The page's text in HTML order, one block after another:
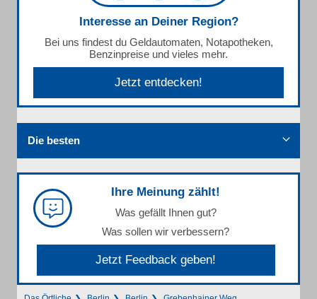
Interesse an Deiner Region?
Bei uns findest du Geldautomaten, Notapotheken,
Benzinpreise und vieles mehr.
Jetzt entdecken!
Die besten
Ihre Meinung zählt!
Was gefällt Ihnen gut?
Was sollen wir verbessern?
Jetzt Feedback geben!